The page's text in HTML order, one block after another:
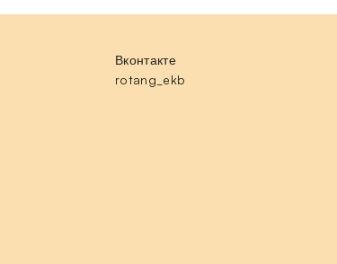
Вконтакте
rotang_ekb